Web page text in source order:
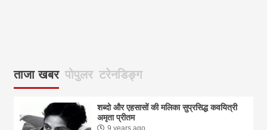
ताजा खबर पोपुलर टरेनडिङ्ग
शब्दो और एहसासों की मलिका सुप्रसिद्ध कवयित्री
अमृता प्रीतम